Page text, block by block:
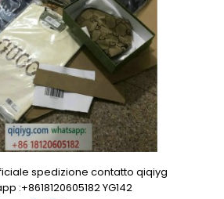
spedizione contatto qiqiyg
:+8618120605182 YG142